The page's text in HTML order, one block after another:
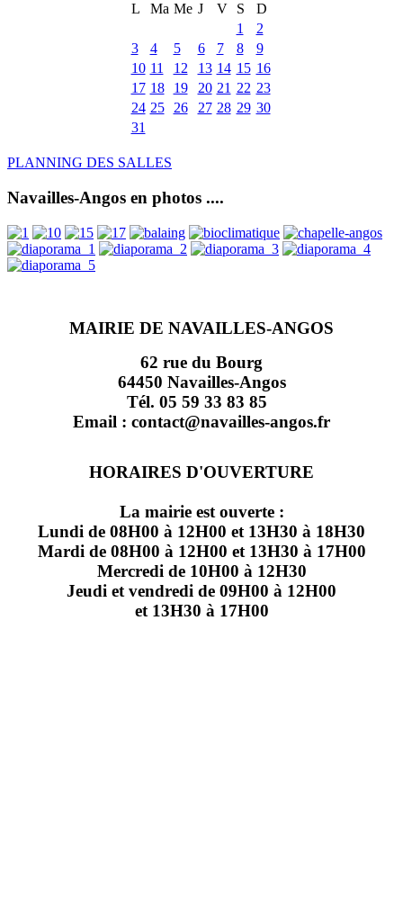
L
Ma Me J V S
D
1
2
3
4 5 6 7 8
9
10 11 12 13 14 15 16
17 18 19 20 21 22 23
24 25 26 27 28 29 30
31
PLANNING DES SALLES
Navailles-Angos en photos ....
MAIRIE DE NAVAILLES-ANGOS
62 rue du Bourg
64450 Navailles-Angos
Tél. 05 59 33 83 85
Email : contact@navailles-angos.fr
HORAIRES D'OUVERTURE
La mairie est ouverte :
Lundi de 08H00 à 12H00 et 13H30 à 18H30
Mardi de 08H00 à 12H00 et 13H30 à 17H00
Mercredi de 10H00 à 12H30
Jeudi et vendredi de 09H00 à 12H00
et 13H30 à 17H00